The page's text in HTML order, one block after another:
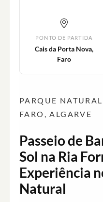
PONTO DE PARTIDA
Cais da Porta Nova,
Faro
PARQUE
FARO, ALGARVE
Passeio de
Sol na Ria
Experiência
Natural